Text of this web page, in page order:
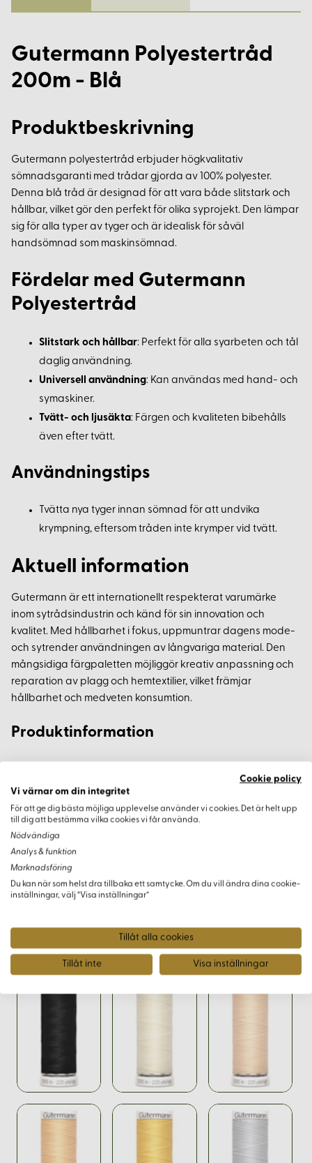
Gutermann Polyestertråd
200m - Blå
Produktbeskrivning
Gutermann polyestertråd erbjuder högkvalitativ
sömnadsgaranti med trådar gjorda av 100% polyester.
Denna blå tråd är designad för att vara både slitstark och
hållbar, vilket gör den perfekt för olika syprojekt. Den lämpar
sig för alla typer av tyger och är idealisk för såväl
handsömnad som maskinsömnad.
Fördelar med Gutermann
Polyestertråd
Slitstark och hållbar: Perfekt för alla syarbeten och tål
daglig användning.
Universell användning: Kan användas med hand- och
symaskiner.
Tvätt- och ljusäkta: Färgen och kvaliteten bibehålls
även efter tvätt.
Användningstips
Tvätta nya tyger innan sömnad för att undvika
krympning, eftersom tråden inte krymper vid tvätt.
Aktuell information
Gutermann är ett internationellt respekterat varumärke
inom sytrådsindustrin och känd för sin innovation och
kvalitet. Med hållbarhet i fokus, uppmuntrar dagens mode-
och sytrender användningen av långvariga material. Den
mångsidiga färgpaletten möjliggör kreativ anpassning och
reparation av plagg och hemtextilier, vilket främjar
hållbarhet och medveten konsumtion.
Produktinformation
Färg: Blå
Längd: 200 meter
Kategori: Universell sytråd
Köp din Gutermann Polyestertråd idag och
upplev förstklassig kvalitet!
Cookie policy
Vi värnar om din integritet
För att ge dig bästa möjliga upplevelse använder vi cookies. Det är helt upp
till dig att bestämma vilka cookies vi får använda.
Nödvändiga
Analys & funktion
Marknadsföring
Du kan när som helst dra tillbaka ett samtycke. Om du vill ändra dina cookie-
inställningar, välj “Visa inställningar”
Tillåt alla cookies
Tillåt inte Visa inställningar